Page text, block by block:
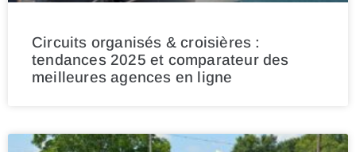
Circuits organisés & croisières :
tendances 2025 et comparateur des
meilleures agences en ligne